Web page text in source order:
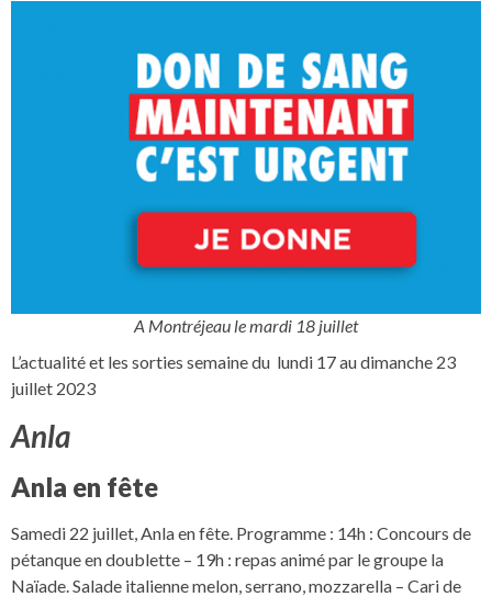
A Montréjeau le mardi 18 juillet
L’actualité et les sorties semaine du lundi 17 au dimanche 23
juillet 2023
Anla
Anla en fête
Samedi 22 juillet, Anla en fête. Programme : 14h : Concours de
pétanque en doublette – 19h : repas animé par le groupe la
Naïade. Salade italienne melon, serrano, mozzarella – Cari de